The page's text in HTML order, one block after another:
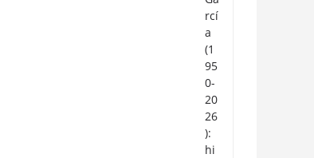
rcí
a
(1
95
0-
20
26
):
hi